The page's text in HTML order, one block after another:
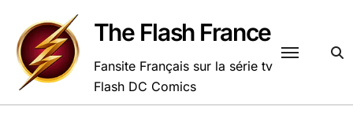
contenu
The Flash France
Fansite Français sur la série tv
Flash DC Comics